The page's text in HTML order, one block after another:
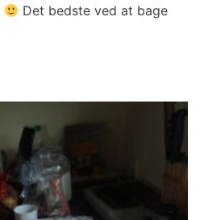
Det bedste ved at bage